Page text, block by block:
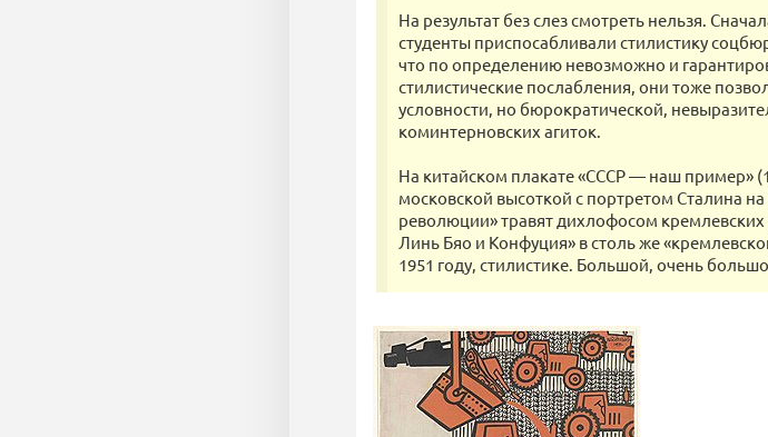
На результат без слез смотреть нельзя.
студенты приспосабливали стилистику
что по определению невозможно и
стилистические послабления, они тоже
условности, но бюрократической,
коминтерновских агиток.
На китайском плакате «СССР — наш пример»
московской высоткой с портретом Сталина
революции» травят дихлофосом
Линь Бяо и Конфуция» в столь же
1951 году, стилистике. Большой, очень